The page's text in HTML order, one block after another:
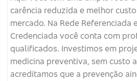
carência reduzida e melhor
mercado. Na Rede Referenciada
Credenciada você conta com
qualificados. Investimos em
medicina preventiva, sem custo
acreditamos que a prevenção